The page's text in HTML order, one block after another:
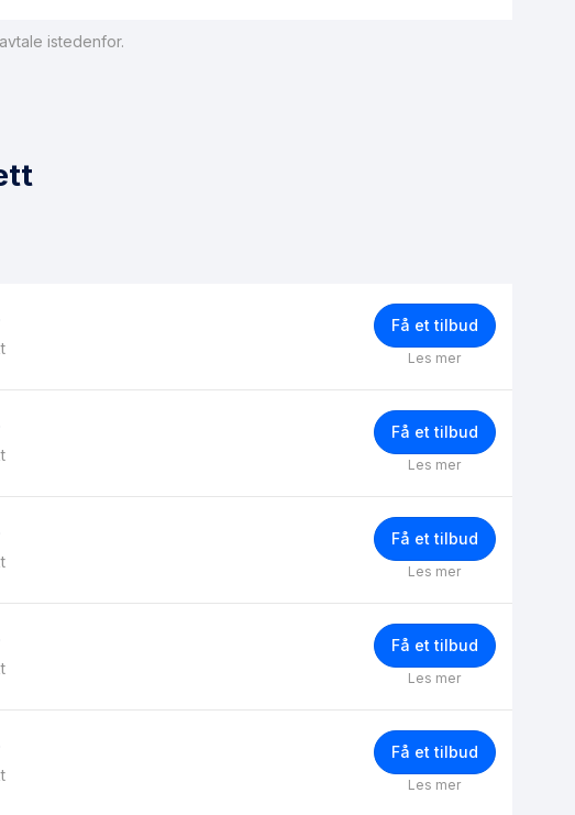
på mellom 15 000 og 30 000 kroner. Det er viktig å
Hvis du befinner deg i en situasjon der fiber ikke kan
istedenfor.
Få et tilbud
Les mer
Få et tilbud
Les mer
Få et tilbud
Les mer
Få et tilbud
Les mer
Få et tilbud
Les mer